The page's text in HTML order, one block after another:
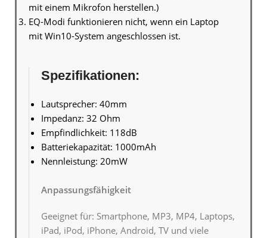
mit einem Mikrofon herstellen.)
EQ-Modi funktionieren nicht, wenn ein Laptop
mit Win10-System angeschlossen ist.
Spezifikationen:
Lautsprecher: 40mm
Impedanz: 32 Ohm
Empfindlichkeit: 118dB
Batteriekapazität: 1000mAh
Nennleistung: 20mW
Anpassungsfähigkeit
Geeignet für: Smartphone, MP3, MP4, Laptops,
iPad, iPod, iPhone, Android, TV und viele